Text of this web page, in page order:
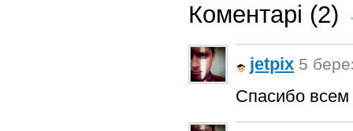
Коментарі (2)
jetpix 5
Спасибо всем